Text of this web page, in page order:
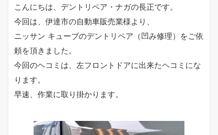
こんにちは、デントリペア・ナガの長正です。
今回は、伊達市の自動車販売業様より、
ニッサン キューブのデントリペア（凹み修理）をご依
頼を頂きました。
今回のヘコミは、左フロントドアに出来たヘコミにな
ります。
早速、作業に取り掛かります。